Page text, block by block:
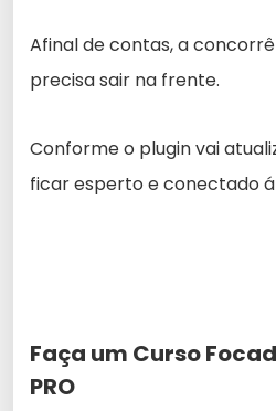
Afinal de contas, a
precisa sair na frente.
Conforme o plugin vai
ficar esperto e conectado
Faça um Curso
PRO